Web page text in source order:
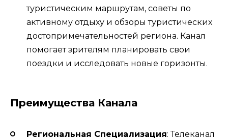
туристическим маршрутам, советы по
активному отдыху и обзоры туристических
достопримечательностей региона. Канал
помогает зрителям планировать свои
поездки и исследовать новые горизонты.
Преимущества Канала
Региональная Специализация: Телеканал